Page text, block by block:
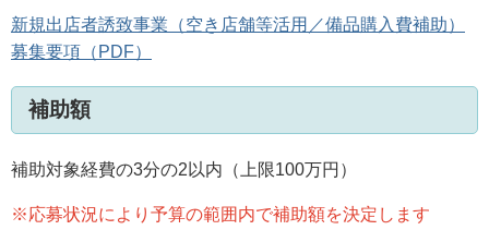
新規出店者誘致事業（空き店舗等活用／備品購入費補助）
募集要項（PDF）
補助額
補助対象経費の3分の2以内（上限100万円）
※応募状況により予算の範囲内で補助額を決定します